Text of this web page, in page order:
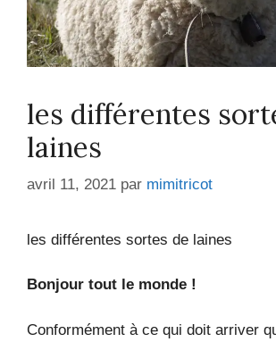
les différentes
laines
avril 11, 2021 par mimitricot
les différentes sortes de laines
Bonjour tout le monde !
Conformément à ce qui doit arriver